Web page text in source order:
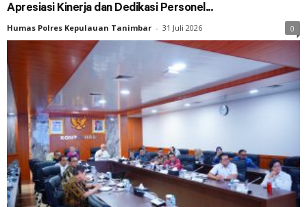
Apresiasi Kinerja dan Dedikasi Personel...
Humas Polres Kepulauan Tanimbar - 31 Juli 2026 0